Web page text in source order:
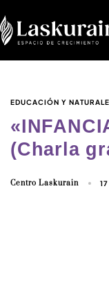
EDUCACIÓN Y
(Charla
Centro Laskurain